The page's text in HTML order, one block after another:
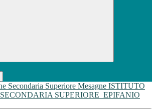
ISTITUTO
SECONDARIA SUPERIORE EPIFANIO